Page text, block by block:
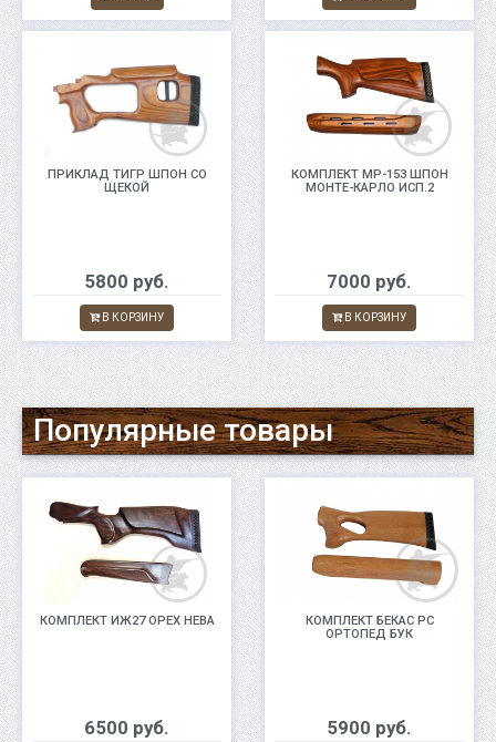
ПРИКЛАД ТИГР ШПОН СО
ЩЕКОЙ
5800 руб.
В КОРЗИНУ
КОМПЛЕКТ МР-153 ШПОН
МОНТЕ-КАРЛО ИСП.2
7000 руб.
В КОРЗИНУ
Популярные товары
КОМПЛЕКТ ИЖ27 ОРЕХ НЕВА
6500 руб.
КОМПЛЕКТ БЕКАС РС
ОРТОПЕД БУК
5900 руб.